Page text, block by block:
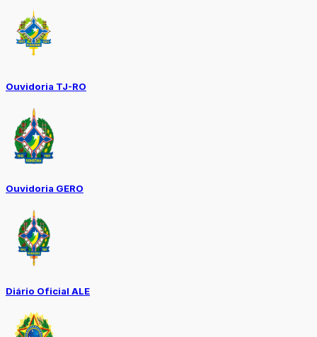
Ouvidoria TJ-RO
Ouvidoria GERO
Diário Oficial ALE